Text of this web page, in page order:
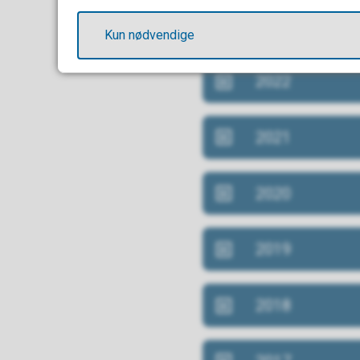
2022
2021
2020
2019
2018
Kun nødvendige